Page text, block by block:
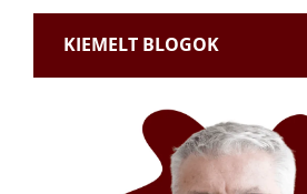
KIEMELT BLOGOK